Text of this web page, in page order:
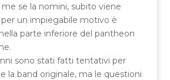
se la nomini, subito viene
un impiegabile motivo è
parte inferiore del pantheon
sono stati fatti tentativi per
la band originale, ma le questioni